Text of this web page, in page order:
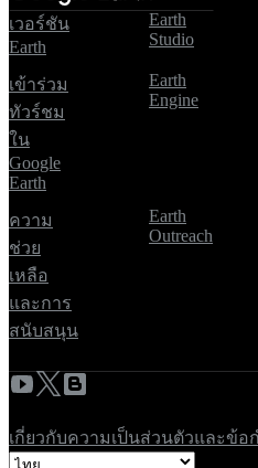
เวอร์ชัน
Earth
เข้าร่วม
ทัวร์ชม
ใน
Google
Earth
ความ
ช่วย
เหลือ
และการ
สนับสนุน
Earth
Studio
Earth
Engine
Earth
Outreach
เกี่ยวกับความเป็นส่วนตัวและข้อ